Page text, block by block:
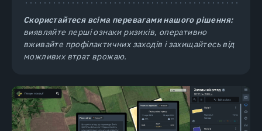
Скористайтеся всіма перевагами нашого рішення:
виявляйте перші ознаки ризиків, оперативно
вживайте профілактичних заходів і захищайтесь від
можливих втрат врожаю.